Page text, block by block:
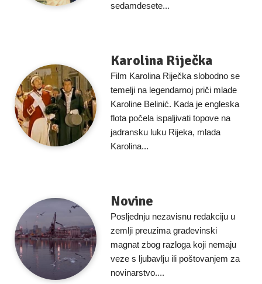
sedamdesete...
Karolina Riječka
Film Karolina Riječka slobodno se
temelji na legendarnoj priči mlade
Karoline Belinić. Kada je engleska
flota počela ispaljivati topove na
jadransku luku Rijeka, mlada
Karolina...
Novine
Posljednju nezavisnu redakciju u
zemlji preuzima građevinski
magnat zbog razloga koji nemaju
veze s ljubavlju ili poštovanjem za
novinarstvo....